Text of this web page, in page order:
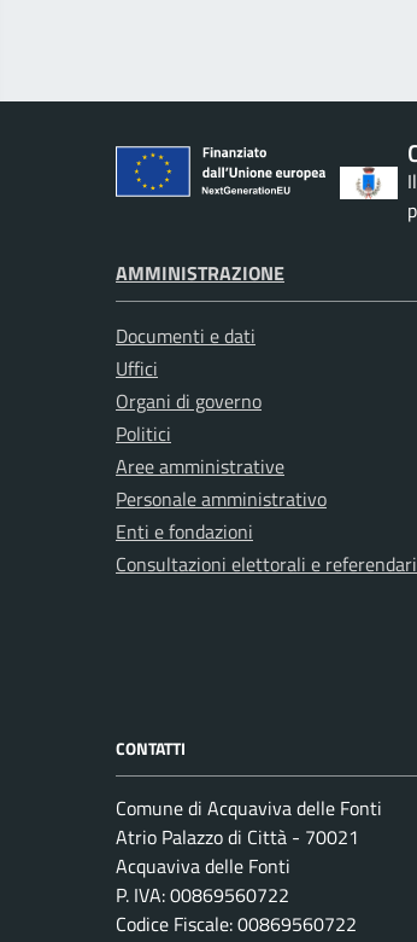
AMMINISTRAZIONE
Documenti e dati
Uffici
Organi di governo
Politici
Aree amministrative
Personale amministrativo
Enti e fondazioni
Consultazioni elettorali e
CONTATTI
Comune di Acquaviva delle Fonti
Atrio Palazzo di Città - 70021
Acquaviva delle Fonti
P. IVA: 00869560722
Codice Fiscale: 00869560722